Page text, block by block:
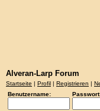
Alveran-Larp Forum
Startseite | Profil | Registrieren |
Benutzername: